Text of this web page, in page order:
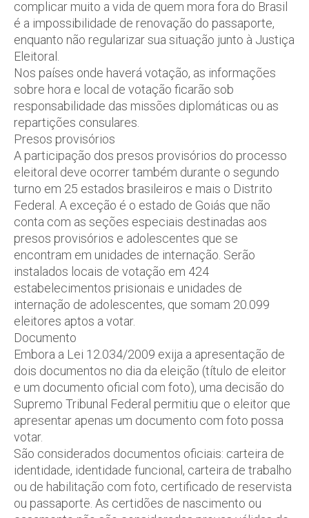
complicar muito a vida de quem mora fora do Brasil
é a impossibilidade de renovação do passaporte,
enquanto não regularizar sua situação junto à Justiça
Eleitoral.
Nos países onde haverá votação, as informações
sobre hora e local de votação ficarão sob
responsabilidade das missões diplomáticas ou as
repartições consulares.
Presos provisórios
A participação dos presos provisórios do processo
eleitoral deve ocorrer também durante o segundo
turno em 25 estados brasileiros e mais o Distrito
Federal. A exceção é o estado de Goiás que não
conta com as seções especiais destinadas aos
presos provisórios e adolescentes que se
encontram em unidades de internação. Serão
instalados locais de votação em 424
estabelecimentos prisionais e unidades de
internação de adolescentes, que somam 20.099
eleitores aptos a votar.
Documento
Embora a Lei 12.034/2009 exija a apresentação de
dois documentos no dia da eleição (título de eleitor
e um documento oficial com foto), uma decisão do
Supremo Tribunal Federal permitiu que o eleitor que
apresentar apenas um documento com foto possa
votar.
São considerados documentos oficiais: carteira de
identidade, identidade funcional, carteira de trabalho
ou de habilitação com foto, certificado de reservista
ou passaporte. As certidões de nascimento ou